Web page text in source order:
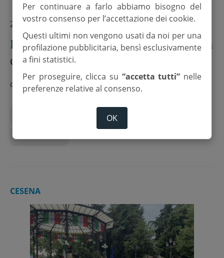
29 Aprile 2026
Il Consiglio comunale di Gambettola
celebra gli 80 anni della Repubblica
di Redazione
Anniversario
CESENA
Per continuare a farlo abbiamo bisogno del
vostro consenso per l’accettazione dei cookie.
Questi ultimi non vengono usati da noi per una
profilazione pubblicitaria, bensì esclusivamente
a fini statistici.
Per proseguire, clicca su “accetta tutti” nelle
preferenze relative al consenso.
OK